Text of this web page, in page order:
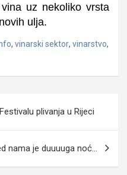
uz nekoliko vrsta
ulja.
, vinarski sektor, vinarstvo,
plivanja u Rijeci
nama je duuuuga noć…